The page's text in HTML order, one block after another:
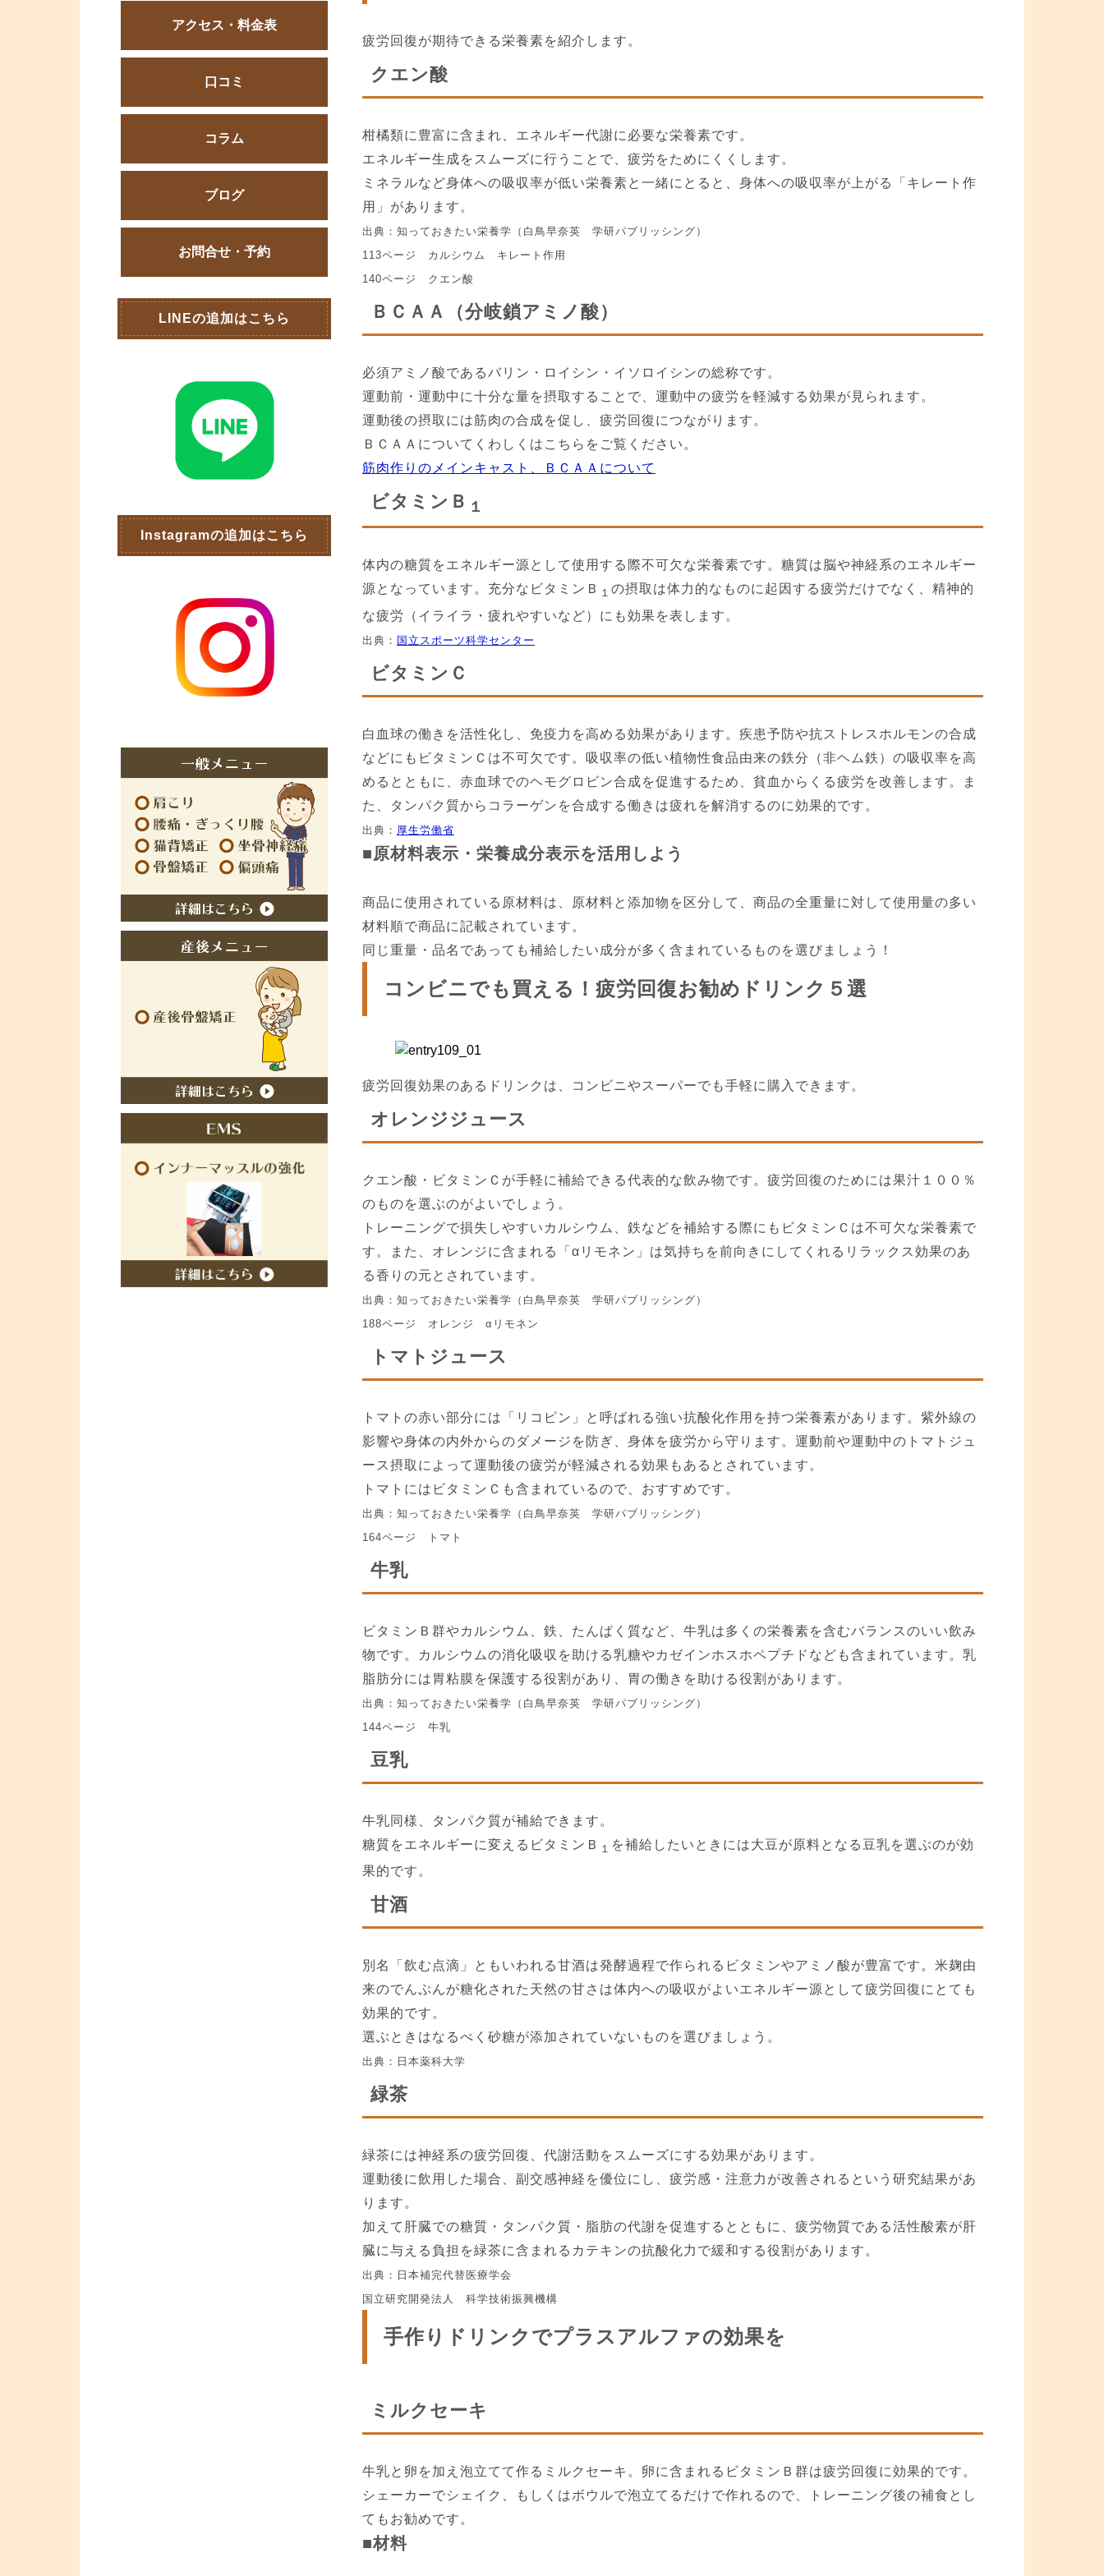
疲労回復が期待できる栄養素を紹介します。
クエン酸
柑橘類に豊富に含まれ、エネルギー代謝に必要な栄養素です。
エネルギー生成をスムーズに行うことで、疲労をためにくくします。
ミネラルなど身体への吸収率が低い栄養素と一緒にとると、身体への吸収率が上がる「キレート作
用」があります。
出典：知っておきたい栄養学（白鳥早奈英 学研パブリッシング）
113ページ カルシウム キレート作用
140ページ クエン酸
ＢＣＡＡ（分岐鎖アミノ酸）
必須アミノ酸であるバリン・ロイシン・イソロイシンの総称です。
運動前・運動中に十分な量を摂取することで、運動中の疲労を軽減する効果が見られます。
運動後の摂取には筋肉の合成を促し、疲労回復につながります。
ＢＣＡＡについてくわしくはこちらをご覧ください。
筋肉作りのメインキャスト、ＢＣＡＡについて
ビタミンＢ １
体内の糖質をエネルギー源として使用する際不可欠な栄養素です。糖質は脳や神経系のエネルギー
源となっています。充分なビタミンＢ １ の摂取は体力的なものに起因する疲労だけでなく、精神的
な疲労（イライラ・疲れやすいなど）にも効果を表します。
出典： 国立スポーツ科学センター
ビタミンＣ
白血球の働きを活性化し、免疫力を高める効果があります。疾患予防や抗ストレスホルモンの合成
などにもビタミンＣは不可欠です。吸収率の低い植物性食品由来の鉄分（非ヘム鉄）の吸収率を高
めるとともに、赤血球でのヘモグロビン合成を促進するため、貧血からくる疲労を改善します。ま
た、タンパク質からコラーゲンを合成する働きは疲れを解消するのに効果的です。
出典： 厚生労働省
■原材料表示・栄養成分表示を活用しよう
商品に使用されている原材料は、原材料と添加物を区分して、商品の全重量に対して使用量の多い
材料順で商品に記載されています。
同じ重量・品名であっても補給したい成分が多く含まれているものを選びましょう！
コンビニでも買える！疲労回復お勧めドリンク５選
疲労回復効果のあるドリンクは、コンビニやスーパーでも手軽に購入できます。
オレンジジュース
クエン酸・ビタミンＣが手軽に補給できる代表的な飲み物です。疲労回復のためには果汁１００％
のものを選ぶのがよいでしょう。
トレーニングで損失しやすいカルシウム、鉄などを補給する際にもビタミンＣは不可欠な栄養素で
す。また、オレンジに含まれる「αリモネン」は気持ちを前向きにしてくれるリラックス効果のあ
る香りの元とされています。
出典：知っておきたい栄養学（白鳥早奈英 学研パブリッシング）
188ページ オレンジ αリモネン
トマトジュース
トマトの赤い部分には「リコピン」と呼ばれる強い抗酸化作用を持つ栄養素があります。紫外線の
影響や身体の内外からのダメージを防ぎ、身体を疲労から守ります。運動前や運動中のトマトジュ
ース摂取によって運動後の疲労が軽減される効果もあるとされています。
トマトにはビタミンＣも含まれているので、おすすめです。
出典：知っておきたい栄養学（白鳥早奈英 学研パブリッシング）
164ページ トマト
牛乳
ビタミンＢ群やカルシウム、鉄、たんぱく質など、牛乳は多くの栄養素を含むバランスのいい飲み
物です。カルシウムの消化吸収を助ける乳糖やカゼインホスホペプチドなども含まれています。乳
脂肪分には胃粘膜を保護する役割があり、胃の働きを助ける役割があります。
出典：知っておきたい栄養学（白鳥早奈英 学研パブリッシング）
144ページ 牛乳
豆乳
牛乳同様、タンパク質が補給できます。
糖質をエネルギーに変えるビタミンＢ １ を補給したいときには大豆が原料となる豆乳を選ぶのが効
果的です。
甘酒
別名「飲む点滴」ともいわれる甘酒は発酵過程で作られるビタミンやアミノ酸が豊富です。米麹由
来のでんぷんが糖化された天然の甘さは体内への吸収がよいエネルギー源として疲労回復にとても
効果的です。
選ぶときはなるべく砂糖が添加されていないものを選びましょう。
出典：日本薬科大学
緑茶
緑茶には神経系の疲労回復、代謝活動をスムーズにする効果があります。
運動後に飲用した場合、副交感神経を優位にし、疲労感・注意力が改善されるという研究結果があ
ります。
加えて肝臓での糖質・タンパク質・脂肪の代謝を促進するとともに、疲労物質である活性酸素が肝
臓に与える負担を緑茶に含まれるカテキンの抗酸化力で緩和する役割があります。
出典：日本補完代替医療学会
国立研究開発法人 科学技術振興機構
手作りドリンクでプラスアルファの効果を
ミルクセーキ
牛乳と卵を加え泡立てて作るミルクセーキ。卵に含まれるビタミンＢ群は疲労回復に効果的です。
シェーカーでシェイク、もしくはボウルで泡立てるだけで作れるので、トレーニング後の補食とし
てもお勧めです。
■材料
アクセス・料金表
口コミ
コラム
ブログ
お問合せ・予約
LINEの追加はこちら
Instagramの追加はこちら